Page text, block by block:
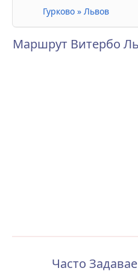
Гурково » Львов
Маршрут Витербо
Часто